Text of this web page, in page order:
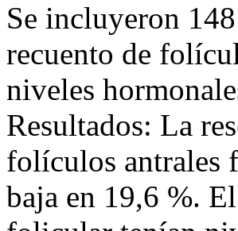
Se incluyeron
recuento de
niveles
Resultados: La
folículos antrales
baja en 19,6 %.